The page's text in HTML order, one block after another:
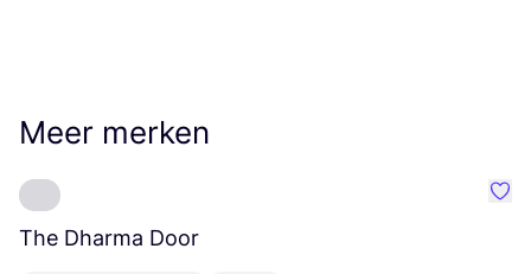
Meer merken
The Dharma Door